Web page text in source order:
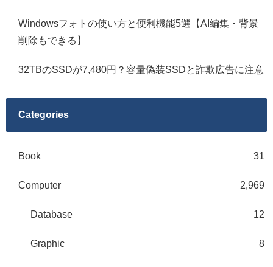
Windowsフォトの使い方と便利機能5選【AI編集・背景
削除もできる】
32TBのSSDが7,480円？容量偽装SSDと詐欺広告に注意
Categories
Book 31
Computer 2,969
Database 12
Graphic 8